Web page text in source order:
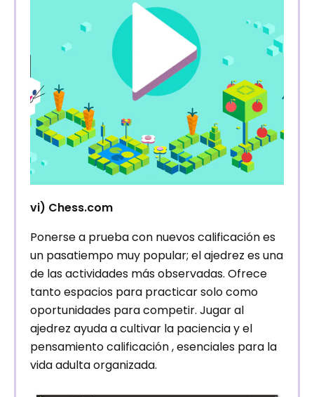
vi) Chess.com
Ponerse a prueba con nuevos calificación es
un pasatiempo muy popular; el ajedrez es una
de las actividades más observadas. Ofrece
tanto espacios para practicar solo como
oportunidades para competir. Jugar al
ajedrez ayuda a cultivar la paciencia y el
pensamiento calificación , esenciales para la
vida adulta organizada.